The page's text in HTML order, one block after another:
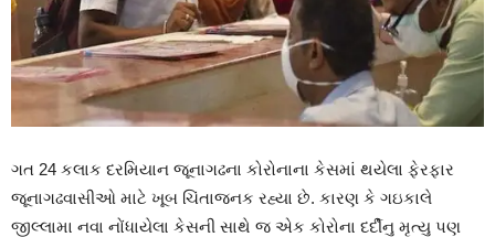
ગત 24 કલાક દરમિયાન જૂનાગઢના કોરોનાના કેસમાં થયેલા ફેરફાર
જૂનાગઢવાસીઓ માટે ખૂબ ચિંતાજનક રહ્યા છે. કારણ કે ગઇકાલે
જીલ્લામા નવા નોંધાયેલા કેસની સાથે જ એક કોરોના દર્દીનુ મૃત્યુ પણ